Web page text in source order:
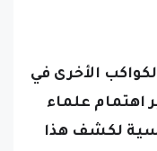
اهتمام علماء
لكشف هذا
ومع ذلك،